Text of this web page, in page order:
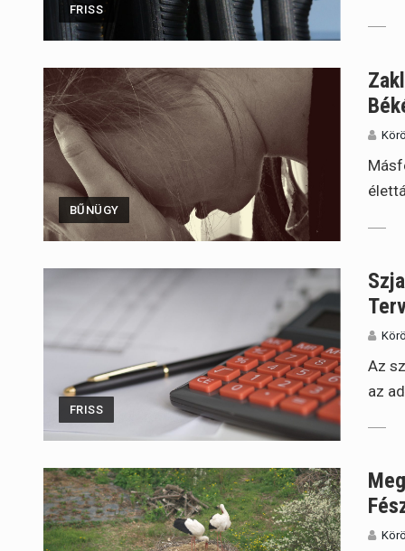
FRISS
BŰNÜGY
FRISS
Az
az